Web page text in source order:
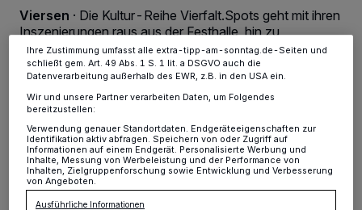
Viersen · Die Kultur-Reihe Vierfalt.Spots geht mit ihren
Inszenierungen raus aus der Festhalle, hin zu
öffentlichen Orten. Den Anfang macht in der neuen
Spielzeit Schauspieler und Performance-Künstler Peter
Trabner am Sonntag, 1. September.
27.08.2024 , 15:41 Uhr Eine Minute Lesezeit
Ihre Einstellungen gelten innerhalb unseres Website. Weitere
Informationen finden Sie in unserer Datenschutzerklärung.
Ihre Zustimmung umfasst alle extra-tipp-am-sonntag.de-Seiten und
schließt gem. Art. 49 Abs. 1 S. 1 lit. a DSGVO auch die
Datenverarbeitung außerhalb des EWR, z.B. in den USA ein.
Wir und unsere Partner verarbeiten Daten, um Folgendes
bereitzustellen:
Verwendung genauer Standortdaten. Endgeräteeigenschaften zur
Identifikation aktiv abfragen. Speichern von oder Zugriff auf
Informationen auf einem Endgerät. Personalisierte Werbung und
Inhalte, Messung von Werbeleistung und der Performance von
Inhalten, Zielgruppenforschung sowie Entwicklung und Verbesserung
von Angeboten.
Ausführliche Informationen